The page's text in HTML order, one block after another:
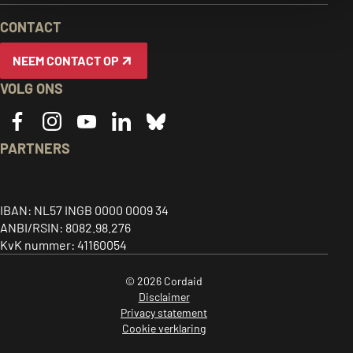
EN
INFORMATIE
CONTACT
NEEM CONTACT OP
VOLG ONS
PARTNERS
link
to
home
logo,
link
to
link
to
home
for
global
justice
IBAN: NL57 INGB 0000 0009 34
ANBI/RSIN: 8082.98.276
KvK nummer: 41160054
© 2026 Cordaid
Disclaimer
Privacy statement
Cookie verklaring